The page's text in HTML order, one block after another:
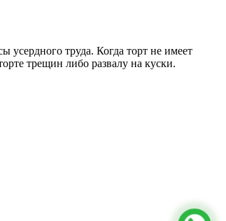
усердного труда. Когда торт не имеет
трещин либо развалу на куски.